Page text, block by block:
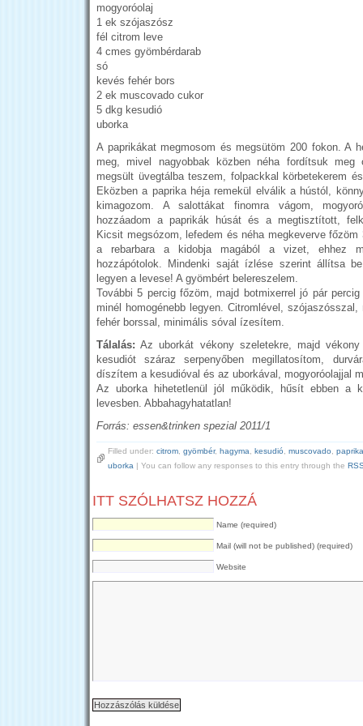
mogyoróolaj
1 ek szójaszósz
fél citrom leve
4 cmes gyömbérdarab
só
kevés fehér bors
2 ek muscovado cukor
5 dkg kesudió
uborka
A paprikákat megmosom és megsütöm 200 fokon. A
meg, mivel nagyobbak közben néha fordítsuk
megsült üvegtálba teszem, folpackkal körbetekerem
Eközben a paprika héja remekül elválik a hústól,
kimagozom. A salottákat finomra vágom,
hozzáadom a paprikák húsát és a megtisztított,
Kicsit megsózom, lefedem és néha megkeverve
a rebarbara a kidobja magából a vizet, ehhez
hozzápótolok. Mindenki saját ízlése szerint állítsa
legyen a levese! A gyömbért belereszelem.
További 5 percig főzöm, majd botmixerrel jó pár
minél homogénebb legyen. Citromlével, szójaszósszal,
fehér borssal, minimális sóval ízesítem.
Tálalás: Az uborkát vékony szeletekre, majd
kesudiót száraz serpenyőben megillatosítom,
díszítem a kesudióval és az uborkával, mogyoróolajjal
Az uborka hihetetlenül jól működik, hűsít ebben a
levesben. Abbahagyhatatlan!
Forrás: essen&trinken spezial 2011/1
Filled under: citrom gyömbér, hagyma kesudió muscovado
paprika
uborka | You can follow any responses to this entry through the
ITT SZÓLHATSZ HOZZÁ
Name (required)
Mail (will not be published) (required)
Website